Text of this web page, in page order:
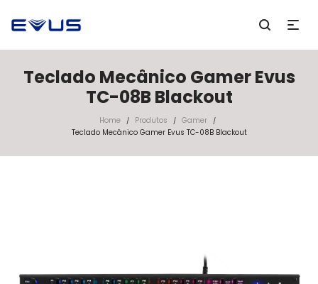
Teclado Mecânico Gamer Evus
TC-08B Blackout
Home / Produtos / Gamer /
Teclado Mecânico Gamer Evus TC-08B Blackout